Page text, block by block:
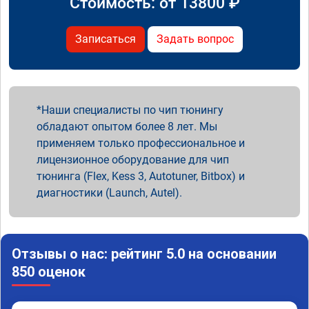
Записаться Задать вопрос
Наши специалисты по чип тюнингу
обладают опытом более 8 лет. Мы
применяем только профессиональное и
лицензионное оборудование для чип
тюнинга (Flex, Kess 3, Autotuner, Bitbox) и
диагностики (Launch, Autel).
Отзывы о нас: рейтинг 5.0 на основании
850 оценок